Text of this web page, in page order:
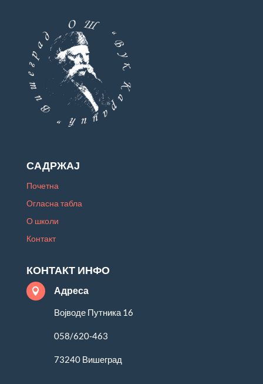
САДРЖАЈ
Почетна
Огласна табла
О школи
Контакт
КОНТАКТ ИНФО
 Адреса
Војводе Путника 16
058/620-463
73240 Вишеград